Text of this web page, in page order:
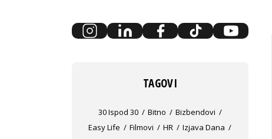
TAGOVI
30 Ispod 30 Bitno
Bizbendovi
Easy Life
Filmovi HR
Izjava Dana